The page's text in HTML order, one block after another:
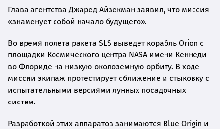
Глава агентства Джаред Айзекман заявил, что миссия
«знаменует собой начало будущего».
Во время полета ракета SLS выведет корабль Orion с
площадки Космического центра NASA имени Кеннеди
во Флориде на низкую околоземную орбиту. В ходе
миссии экипаж протестирует сближение и стыковку с
испытательными версиями лунных посадочных
систем.
Разработкой этих аппаратов занимаются Blue Origin и